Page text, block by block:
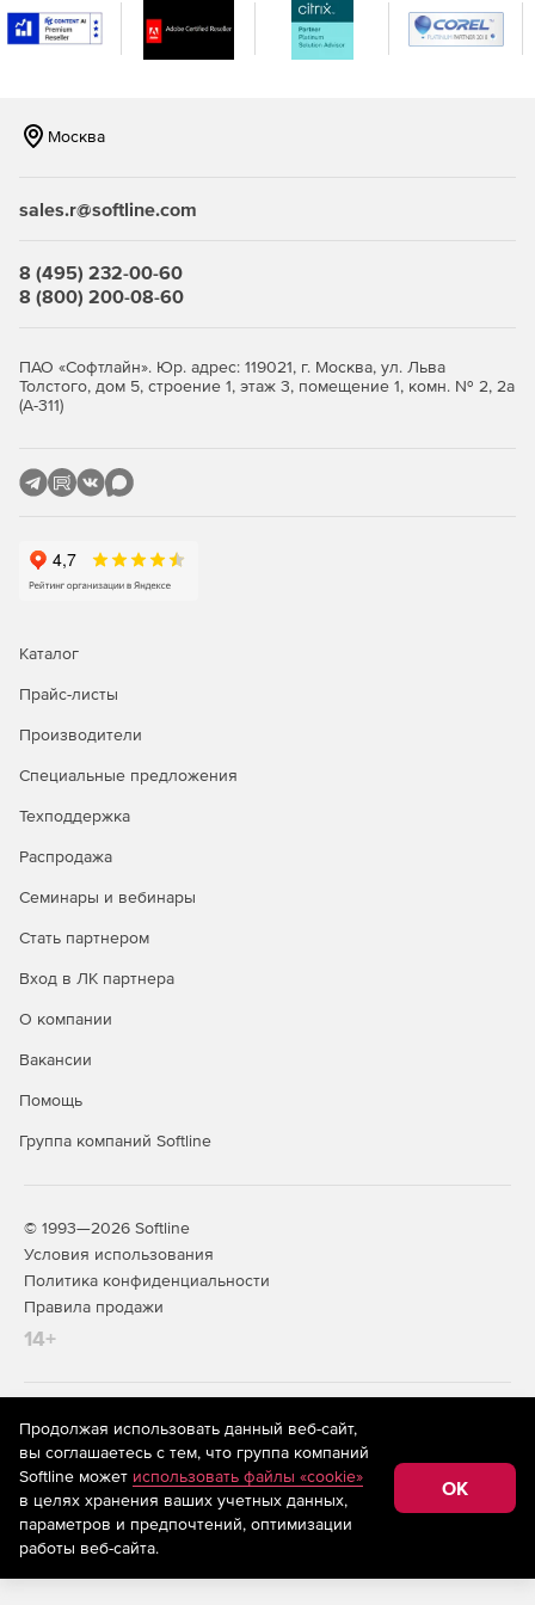
величины осредненных за длительный период
концентраций загрязняющих веществ в атмосферном
возникновения неблагоприятных для здоровья
формировать в виде таблиц проект нормативов
предельно-допустимых выбросов предприятия. При
совместном применении с УПРЗА «Эколог» позволяет
концентраций загрязняющих веществ,
выбрасываемых предприятием.
атмосферу.
достоверную информацию о загрязняющих
заблаговременный прогноз последствий выбросов
результате аварий.
Москва
sales.r@softline.com
8 (495) 232-00-60
8 (800) 200-08-60
ПАО «Софтлайн». Юр. адрес: 119021, г. Москва, ул. Льва
Толстого, дом 5, строение 1, этаж 3, помещение 1, комн. № 2, 2а
(А-311)
Каталог
Прайс-листы
Производители
Специальные предложения
Техподдержка
Распродажа
Семинары и вебинары
Стать партнером
Вход в ЛК партнера
О компании
Вакансии
Помощь
Группа компаний Softline
© 1993—2026 Softline
Условия использования
Политика конфиденциальности
Правила продажи
14+
На информационном ресурсе store.softline.ru применяются
рекомендательные технологии
(информационные технологии
предоставления информации на основе сбора,
систематизации и анализа сведений, относящихся к
предпочтениям пользователей сети «Интернет»,
находящихся на территории Российской Федерации)
Продолжая использовать данный веб-сайт,
вы соглашаетесь с тем, что группа компаний
Softline может использовать файлы «cookie»
в целях хранения ваших учетных данных,
параметров и предпочтений, оптимизации
работы веб-сайта.
OK